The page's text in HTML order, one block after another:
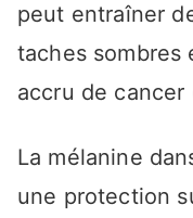
peut entraîner
taches sombres
accru de cancer
La mélanine
une protection